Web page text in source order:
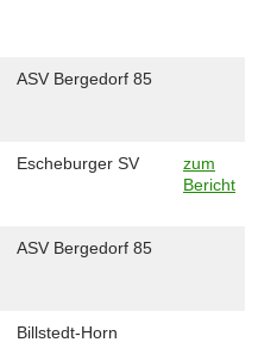
ASV Bergedorf 85
Escheburger SV
zum
Bericht
ASV Bergedorf 85
Billstedt-Horn